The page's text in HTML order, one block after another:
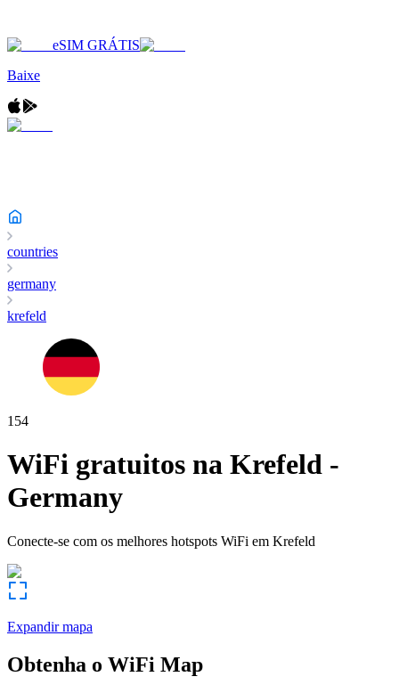
eSIM GRÁTIS
Baixe
countries
germany
krefeld
154
WiFi gratuitos na Krefeld -
Germany
Conecte-se com os melhores hotspots WiFi em Krefeld
Expandir mapa
Obtenha o WiFi Map